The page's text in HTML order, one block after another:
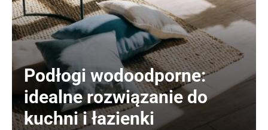
Podłogi wodoodporne:
idealne rozwiązanie do
kuchni i łazienki